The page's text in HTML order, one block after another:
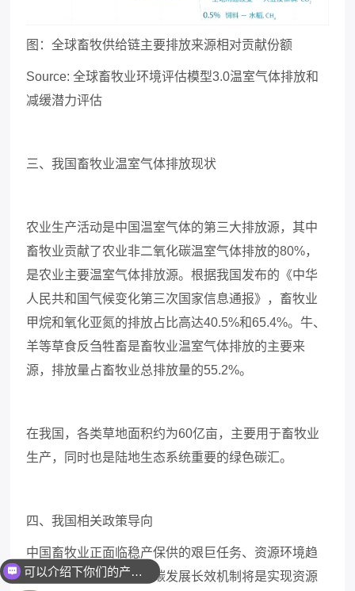
图：全球畜牧供给链主要排放来源相对贡献份额
Source: 全球畜牧业环境评估模型3.0温室气体排放和
减缓潜力评估
三、我国畜牧业温室气体排放现状
农业生产活动是中国温室气体的第三大排放源，其中
畜牧业贡献了农业非二氧化碳温室气体排放的80%，
是农业主要温室气体排放源。根据我国发布的《中华
人民共和国气候变化第三次国家信息通报》，畜牧业
甲烷和氧化亚氮的排放占比高达40.5%和65.4%。牛、
羊等草食反刍牲畜是畜牧业温室气体排放的主要来
源，排放量占畜牧业总排放量的55.2%。
在我国，各类草地面积约为60亿亩，主要用于畜牧业
生产，同时也是陆地生态系统重要的绿色碳汇。
四、我国相关政策导向
中国畜牧业正面临稳产保供的艰巨任务、资源环境趋
紧的严峻约束，构建低碳发展长效机制将是实现资源
你们是怎么收费的呢